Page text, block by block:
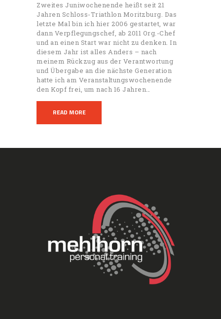
Zweites Juniwochenende heißt seit 21
Jahren Schloss-Triathlon Moritzburg. Das
letzte Mal bin ich hier 2006 gestartet, war
dann Verpflegungschef, ab 2011 Org.-Chef
und an einen Start war nicht zu denken. In
diesem Jahr ist alles Anders – nach
meinem Rückzug aus der Verantwortung
und Übergabe an die nächste Generation
hatte ich am Veranstaltungswochenende
den Kopf frei, um nach 16 Jahren…
READ MORE